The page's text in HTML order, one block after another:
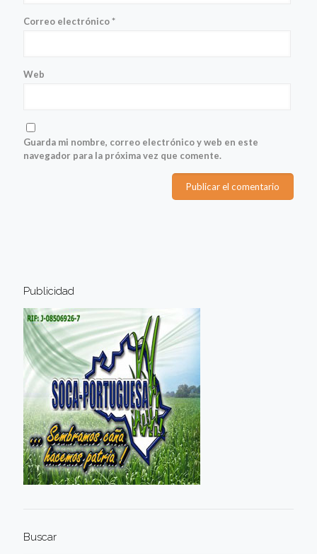
Correo electrónico*
Web
Guarda mi nombre, correo electrónico y web en este
navegador para la próxima vez que comente.
Publicidad
Buscar